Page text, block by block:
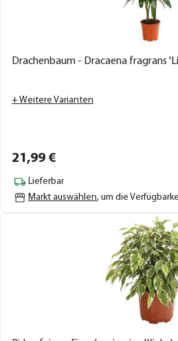
Drachenbaum - Dracaena fragrans
+ Weitere Varianten
21,99 €
Lieferbar
Markt auswählen, um die